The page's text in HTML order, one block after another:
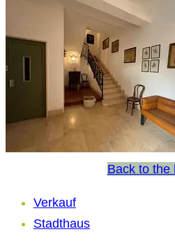
Back to the
Verkauf
Stadthaus